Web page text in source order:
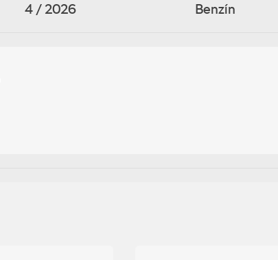
4 / 2026 Benzín